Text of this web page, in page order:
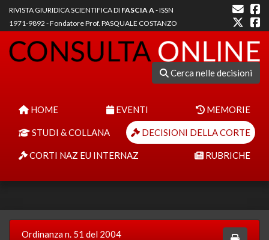
RIVISTA GIURIDICA SCIENTIFICA DI FASCIA A- ISSN
1971-9892 - Fondatore Prof. PASQUALE COSTANZO
Cerca nelle decisioni
HOME EVENTI MEMORIE
STUDI & COLLANA DECISIONI DELLA CORTE
CORTI NAZ EU INTERNAZ RUBRICHE
Ordinanza n. 51 del 2004